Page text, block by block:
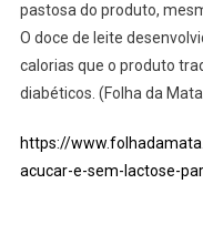
pastosa do produto,
O doce de leite
calorias que o produto
diabéticos. (Folha da
https://
acucar-e-sem-lactose-